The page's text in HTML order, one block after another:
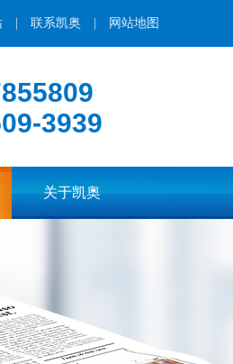
联系凯奥 网站地图
3939
关于凯奥